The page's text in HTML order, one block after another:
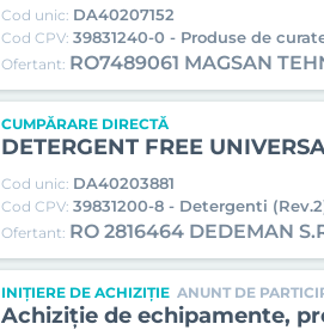
Cod unic: DA40207152
Cod CPV: 39831240-0 - Produse de
Ofertant: RO7489061 MAGSAN
CUMPĂRARE DIRECTĂ
DETERGENT FREE
Cod unic: DA40203881
Cod CPV: 39831200-8 - Detergenti
Ofertant: RO 2816464 DEDEMAN
INIȚIERE DE ACHIZIȚIE ANUNT DE
Achiziție de echipamente,